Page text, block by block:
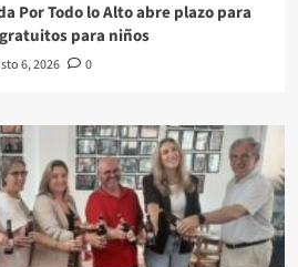
Por Todo lo Alto abre plazo para
para niños
6, 2026 0